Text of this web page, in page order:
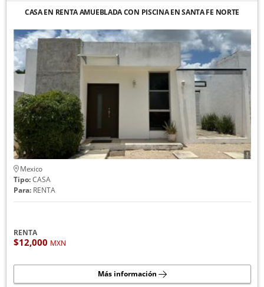
CASA EN RENTA AMUEBLADA CON PISCINA EN SANTA FE NORTE
Mexico
Tipo:CASA
Para:RENTA
RENTA
$12,000 MXN
Más información